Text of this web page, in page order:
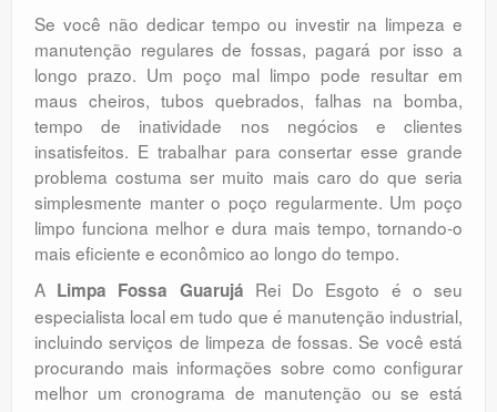
Se você não dedicar tempo ou investir na limpeza e
manutenção regulares de fossas, pagará por isso a
longo prazo. Um poço mal limpo pode resultar em
maus cheiros, tubos quebrados, falhas na bomba,
tempo de inatividade nos negócios e clientes
insatisfeitos. E trabalhar para consertar esse grande
problema costuma ser muito mais caro do que seria
simplesmente manter o poço regularmente. Um poço
limpo funciona melhor e dura mais tempo, tornando-o
mais eficiente e econômico ao longo do tempo.
A Limpa Fossa Guarujá Rei Do Esgoto é o seu
especialista local em tudo que é manutenção industrial,
incluindo serviços de limpeza de fossas. Se você está
procurando mais informações sobre como configurar
melhor um cronograma de manutenção ou se está